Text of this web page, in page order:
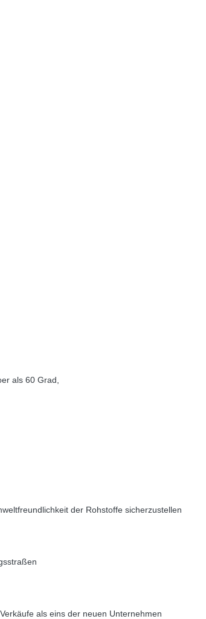
als 60 Grad,
der Rohstoffe sicherzustellen
als eins der neuen Unternehmen